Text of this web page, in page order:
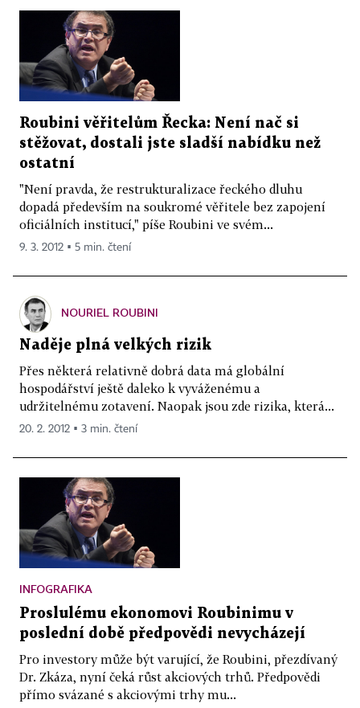
Roubini věřitelům Řecka: Není nač si
stěžovat, dostali jste sladší nabídku než
ostatní
"Není pravda, že restrukturalizace řeckého dluhu
dopadá především na soukromé věřitele bez zapojení
oficiálních institucí," píše Roubini ve svém...
9. 3. 2012 ▪ 5 min. čtení
NOURIEL ROUBINI
Naděje plná velkých rizik
Přes některá relativně dobrá data má globální
hospodářství ještě daleko k vyváženému a
udržitelnému zotavení. Naopak jsou zde rizika, která...
20. 2. 2012 ▪ 3 min. čtení
INFOGRAFIKA
Proslulému ekonomovi Roubinimu v
poslední době předpovědi nevycházejí
Pro investory může být varující, že Roubini, přezdívaný
Dr. Zkáza, nyní čeká růst akciových trhů. Předpovědi
přímo svázané s akciovými trhy mu...